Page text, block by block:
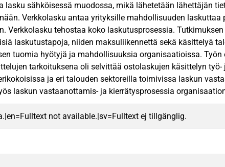
lasku sähköisessä muodossa, mikä lähetetään lähettäjän
Verkkolasku antaa yrityksille mahdollisuuden laskuttaa
Verkkolasku tehostaa koko laskutusprosessia. Tutkimuksen
laskutustapoja, niiden maksuliikennettä sekä käsittelyä
tuomia hyötyjä ja mahdollisuuksia organisaatioissa.
tarkoituksena oli selvittää ostolaskujen käsittelyn
ja eri talouden sektoreilla toimivissa laskun
laskun vastaanottamis- ja kierrätysprosessia
not available.|sv=Fulltext ej tillgänglig.